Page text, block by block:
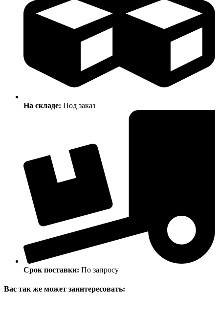
На складе: Под заказ
Срок поставки: По запросу
Вас так же может заинтересовать: